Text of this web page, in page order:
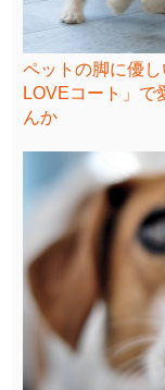
ペットの脚に優
LOVEコート」で
んか